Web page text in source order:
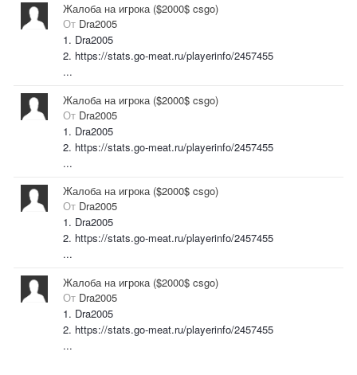
Жалоба на игрока ($2000$ csgo)
От Dra2005
1. Dra2005
2. https://stats.go-meat.ru/playerinfo/2457455
...
Жалоба на игрока ($2000$ csgo)
От Dra2005
1. Dra2005
2. https://stats.go-meat.ru/playerinfo/2457455
...
Жалоба на игрока ($2000$ csgo)
От Dra2005
1. Dra2005
2. https://stats.go-meat.ru/playerinfo/2457455
...
Жалоба на игрока ($2000$ csgo)
От Dra2005
1. Dra2005
2. https://stats.go-meat.ru/playerinfo/2457455
...